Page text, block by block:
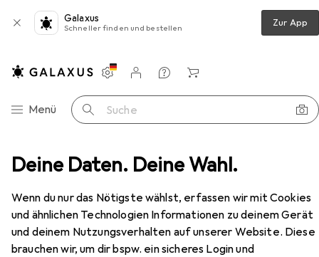
Deine Daten. Deine Wahl.
Wenn du nur das Nötigste wählst, erfassen wir mit Cookies
und ähnlichen Technologien Informationen zu deinem Gerät
und deinem Nutzungsverhalten auf unserer Website. Diese
brauchen wir, um dir bspw. ein sicheres Login und
Galaxus
Schneller finden und bestellen Zur App
Navigation nach Kategorien
Menü Suche
Einstellungen
Kundenkonto
Vergleichslisten
Merklisten
Warenkorb
Veloausrüstung Velohelm Abus Pedelec 2.0 Ace
Abus Pedelec 2.0 Ace
52 - 57 cm